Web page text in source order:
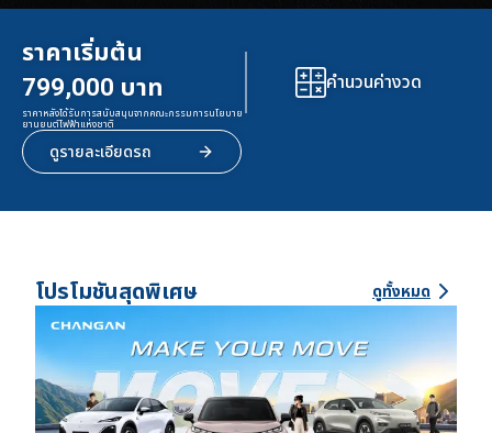
ราคาเริ่มต้น
1,099,000 บาท
ราคาหลังได้รับการสนับสนุนจากคณะกรรมการนโยบาย
ยานยนต์ไฟฟ้าแห่งชาติ
คำนวนค่างวด
ดูรายละเอียดรถ
ราคาเริ่มต้น
1,219,000 บาท
ราคาหลังได้รับการสนับสนุนจากคณะกรรมการนโยบาย
ยานยนต์ไฟฟ้าแห่งชาติ
คำนวนค่างวด
ดูรายละเอียดรถ
ราคาเริ่มต้น
1,699,000 บาท
ราคาหลังได้รับการสนับสนุนจากคณะกรรมการนโยบาย
ยานยนต์ไฟฟ้าแห่งชาติ
คำนวนค่างวด
ดูรายละเอียดรถ
ราคาเริ่มต้น
799,000 บาท
ราคาหลังได้รับการสนับสนุนจากคณะกรรมการนโยบาย
ยานยนต์ไฟฟ้าแห่งชาติ
คำนวนค่างวด
ดูรายละเอียดรถ
ราคาเริ่มต้น
949,000 บาท
ราคาหลังได้รับการสนับสนุนจากคณะกรรมการนโยบาย
ยานยนต์ไฟฟ้าแห่งชาติ
คำนวนค่างวด
ดูรายละเอียดรถ
โปรโมชันสุดพิเศษ ดูทั้งหมด